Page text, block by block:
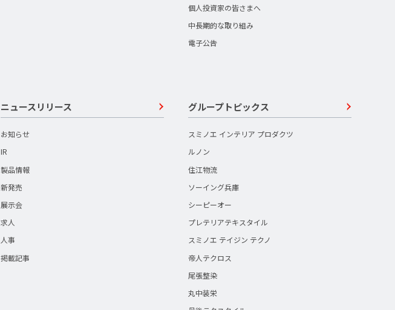
個人投資家の皆さまへ
中長期的な取り組み
電子公告
ニュースリリース
お知らせ
IR
製品情報
新発売
展示会
求人
人事
掲載記事
グループトピックス
スミノエ インテリア プロダクツ
ルノン
住江物流
ソーイング兵庫
シーピーオー
プレテリアテキスタイル
スミノエ テイジン テクノ
帝人テクロス
尾張整染
丸中装栄